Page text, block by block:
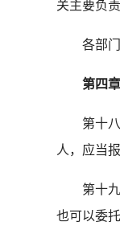
关主要负
各部门应
第四章
第十八条
人，应当
第十九条
也可以委